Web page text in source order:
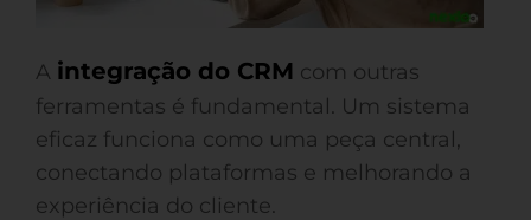
A integração do CRM com outras
ferramentas é fundamental. Um sistema
eficaz funciona como uma peça central,
conectando plataformas e melhorando a
experiência do cliente.